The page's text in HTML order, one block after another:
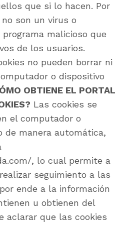
que si lo hacen. Por
son un virus o
malicioso que
de los usuarios.
no pueden borrar ni
o dispositivo
OBTIENE EL PORTAL
Las cookies se
el computador o
de manera automática,
, lo cual permite a
seguimiento a las
ende a la información
u obtienen del
aclarar que las cookies